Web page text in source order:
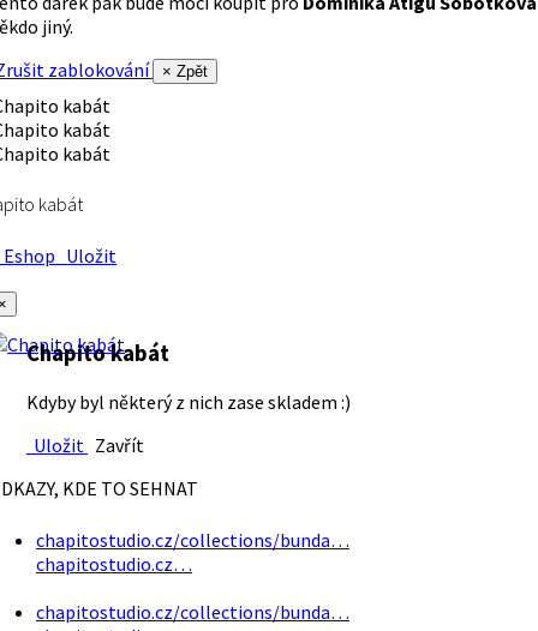
jiný.
zablokování
× Zpět
kabát
Uložit
Chapito kabát
Kdyby byl některý z nich zase skladem :)
Uložit Zavřít
KDE TO SEHNAT
chapitostudio.cz/collections/bunda…
chapitostudio.cz…
chapitostudio.cz/collections/bunda…